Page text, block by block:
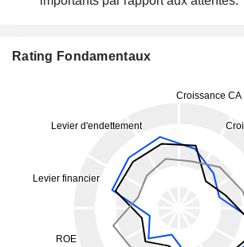
Rating Fondamentaux